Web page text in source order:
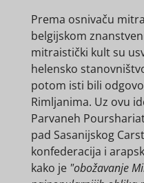
Prema osnivaču
belgijskom
mitraistički kult su
helensko
potom isti bili
Rimljanima. Uz ovu
Parvaneh
pad Sasanijskog
konfederacija i
kako je "obožavanje